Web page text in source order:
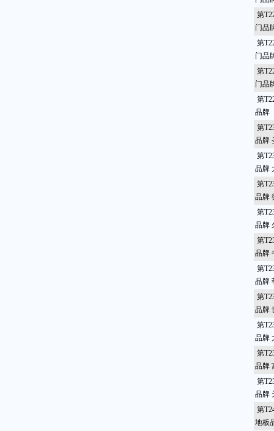
第
门品
第
门品
第
门品
第
品牌
第
品牌
第
品牌
第
品牌
第
品牌
第
品牌
第
品牌
第
品牌
第
品牌
第
品牌
第
品牌
第
地板